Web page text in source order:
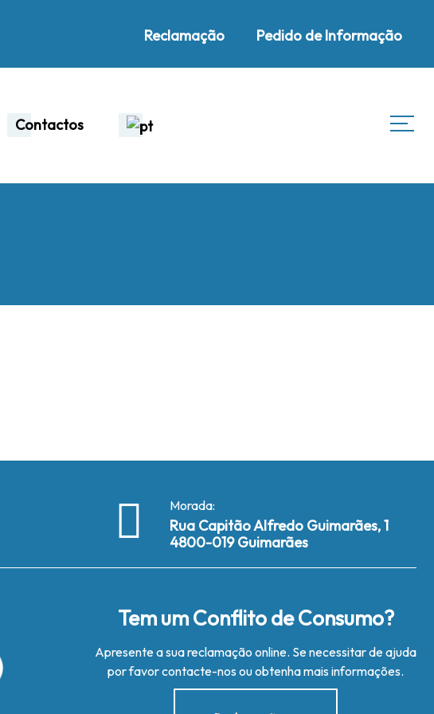
Reclamação Pedido de Informação
Contactos
Morada:
Rua Capitão Alfredo Guimarães, 1
4800-019 Guimarães
Tem um Conflito de Consumo?
Apresente a sua reclamação online. Se necessitar de ajuda
por favor contacte-nos ou obtenha mais informações.